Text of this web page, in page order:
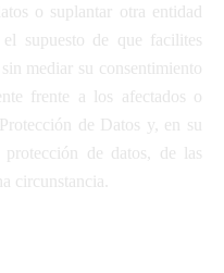
o suplantar otra entidad
supuesto de que facilites
mediar su consentimiento
frente a los afectados o
de Datos y, en su
protección de datos, de las
circunstancia.